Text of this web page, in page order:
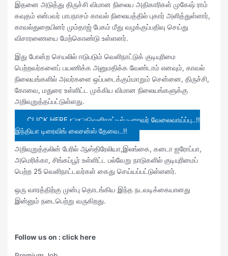
இதனை அடுத்து திருச்சி விமான நிலைய அதிகாரிகள் முகேஷ் ராம்
கவுதம் என்பவர் பாபநாசம் காவல் நிலையத்தில் புகார் அளித்துள்ளார்,
காவல்துறையினர் மும்தாஜ் பேகம் மீது வழக்குப்பதிவு செய்து
விசாரணையை மேற்கொண்டு உள்ளனர்.
இது போன்ற செயலில் ஈடுபடும் வெளிநாட்டுக் குடியுரிமை
பெற்றவர்களைப் பயணிக்க அனுமதிக்க வேண்டாம் எனவும், காவல்
நிலையங்களில் அவர்களை ஒப்படைக்கும்மாறும் சென்னை, திருச்சி,
கோவை, மதுரை உள்ளிட்ட முக்கிய விமான நிலையங்களுக்கு
அறிவுறுத்தப்பட்டுள்ளது.
CLICK HERE 👉👉வெளிநாட்டில் டிரைவர் வேலைவாய்ப்பு..!!
இந்தியா டிரைவிங் லைசன்ஸ் தேவை..!!
அறிவுறுத்தலின் பேரில் ஆஸ்திரேலியா,இலங்கை, கனடா ஐரோப்பா,
அமெரிக்கா, சிங்கப்பூர் உள்ளிட்ட பல்வேறு நாடுகளில் குடியுரிமைப்
பெற்ற 25 வெளிநாட்டவர்கள் கைது செய்யப்பட்டுள்ளனர்.
ஒரு வாரத்திற்கு முன்பு தொடங்கிய இந்த நடவடிக்கையானது
இன்னும் நடைபெற்று வருகிறது.
Follow us on : click here